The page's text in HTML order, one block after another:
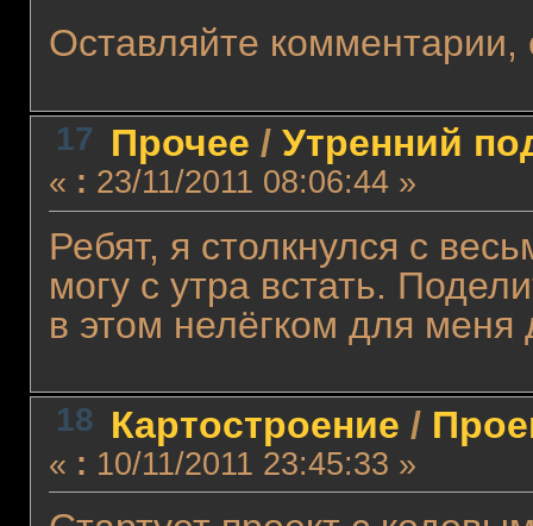
Оставляйте комментарии,
17 Прочее / Утренний
« : 23/11/2011 08:06:44 »
Ребят, я столкнулся с
могу с утра встать.
в этом нелёгком для
18 Картостроение /
« : 10/11/2011 23:45:33 »